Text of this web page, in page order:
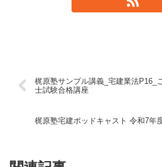
梶原塾サンプル講義_宅建業法P16_
士試験合格講座
梶原塾宅建ポッドキャスト 令和7